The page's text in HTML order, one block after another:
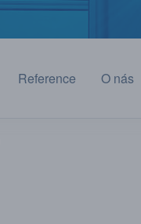
Reference O nás